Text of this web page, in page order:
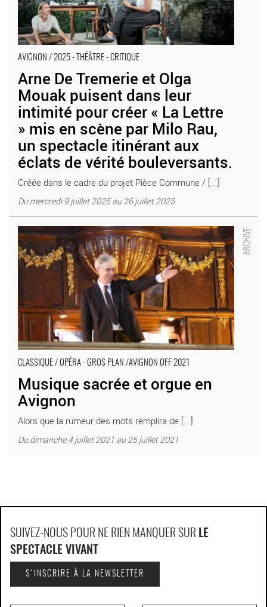
AVIGNON / 2025 - THÉÂTRE - CRITIQUE
Arne De Tremerie et Olga
Mouak puisent dans leur
intimité pour créer « La Lettre
» mis en scène par Milo Rau,
un spectacle itinérant aux
éclats de vérité bouleversants.
Créée dans le cadre du projet Pièce Commune / [...]
Du mercredi 9 juillet 2025 au 26 juillet 2025
CLASSIQUE / OPÉRA - GROS PLAN /AVIGNON OFF 2021
Musique sacrée et orgue en
Avignon
Alors que la rumeur des mots remplira de [...]
Du dimanche 4 juillet 2021 au 25 juillet 2021
Musique sacrée et orgue en Avignon - Critique sortie Classique
/ Opéra Avignon Avignon et ses environs
SUIVEZ-NOUS POUR NE RIEN MANQUER SUR LE
SPECTACLE VIVANT
S'INSCRIRE À LA NEWSLETTER